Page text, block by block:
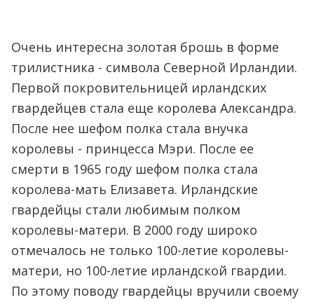
Очень интересна золотая брошь в форме
трилистника - символа Северной Ирландии.
Первой покровительницей ирландских
гвардейцев стала еще королева Александра.
После нее шефом полка стала внучка
королевы - принцесса Мэри. После ее
смерти в 1965 году шефом полка стала
королева-мать Елизавета. Ирландские
гвардейцы стали любимым полком
королевы-матери. В 2000 году широко
отмечалось не только 100-летие королевы-
матери, но 100-летие ирландской гвардии.
По этому поводу гвардейцы вручили своему